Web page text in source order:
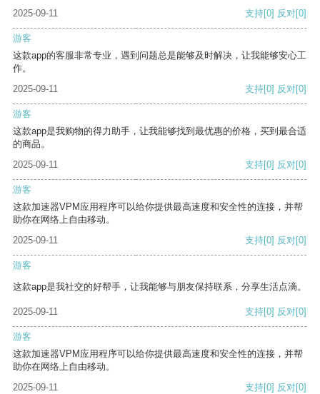
2025-09-11 支持[0] 反对[0]
游客
这款app的客服非常专业，遇到问题总是能够及时解决，让我能够安心工
作。
2025-09-11
支持[0] 反对[0]
游客
这款app是我购物的得力助手，让我能够找到最优惠的价格，买到最合适
的商品。
2025-09-11
支持[0] 反对[0]
游客
这款加速器VPM应用程序可以给你提供最高速度和安全性的连接，并帮
助你在网络上自由移动。
2025-09-11
支持[0] 反对[0]
游客
这款app是我社交的好帮手，让我能够与朋友保持联系，分享生活点滴。
2025-09-11 支持[0] 反对[0]
游客
这款加速器VPM应用程序可以给你提供最高速度和安全性的连接，并帮
助你在网络上自由移动。
2025-09-11
支持[0] 反对[0]